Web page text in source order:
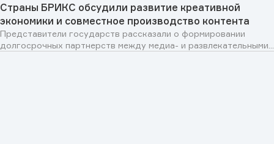
Страны БРИКС обсудили развитие креативной
экономики и совместное производство контента
Представители государств рассказали о формировании
долгосрочных партнерств между медиа- и развлекательными...